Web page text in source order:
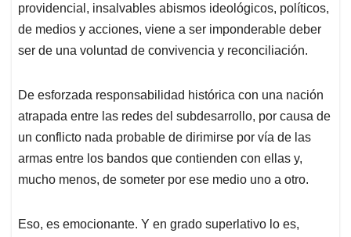
providencial, insalvables abismos ideológicos, políticos,
de medios y acciones, viene a ser imponderable deber
ser de una voluntad de convivencia y reconciliación.
De esforzada responsabilidad histórica con una nación
atrapada entre las redes del subdesarrollo, por causa de
un conflicto nada probable de dirimirse por vía de las
armas entre los bandos que contienden con ellas y,
mucho menos, de someter por ese medio uno a otro.
Eso, es emocionante. Y en grado superlativo lo es,